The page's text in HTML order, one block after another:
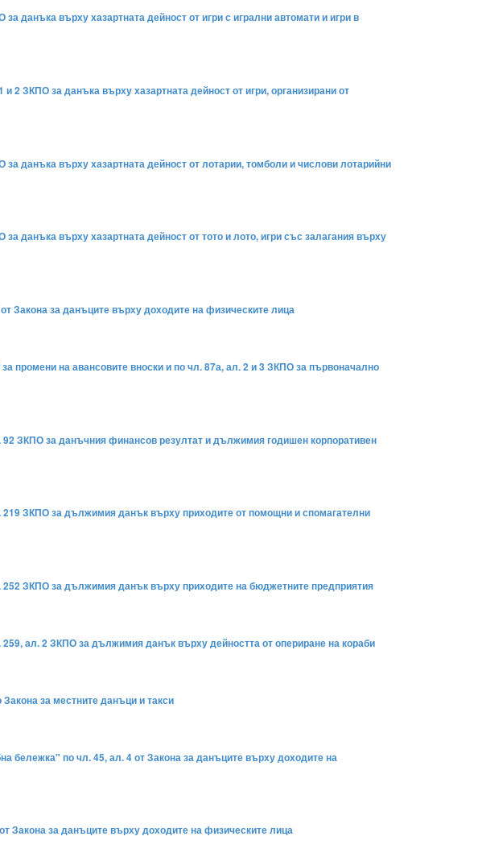
данъка върху хазартната дейност от игри с игрални автомати и игри в
ЗКПО за данъка върху хазартната дейност от игри, организирани от
данъка върху хазартната дейност от лотарии, томболи и числови лотарийни
данъка върху хазартната дейност от тото и лото, игри със залагания върху
Закона за данъците върху доходите на физическите лица
промени на авансовите вноски и по чл. 87а, ал. 2 и 3 ЗКПО за първоначално
ЗКПО за данъчния финансов резултат и дължимия годишен корпоративен
ЗКПО за дължимия данък върху приходите от помощни и спомагателни
ЗКПО за дължимия данък върху приходите на бюджетните предприятия
ал. 2 ЗКПО за дължимия данък върху дейността от опериране на кораби
за местните данъци и такси
бележка" по чл. 45, ал. 4 от Закона за данъците върху доходите на
Закона за данъците върху доходите на физическите лица